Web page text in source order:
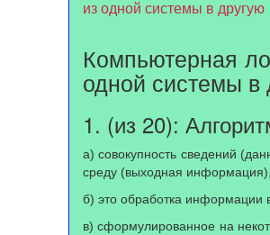
из одной системы в другую
Компьютерная
одной системы
1. (из 20):
а) совокупность сведений
среду (выходная
б) это обработка информации
в) сформулированное на